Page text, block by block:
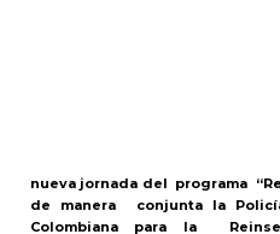
nueva jornada del programa
de manera conjunta la
Colombiana para la